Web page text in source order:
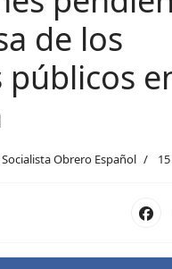
de los
públicos
Obrero Español